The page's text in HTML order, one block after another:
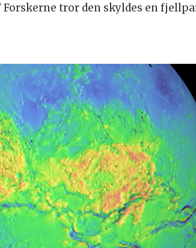
Forskerne tror den skyldes en